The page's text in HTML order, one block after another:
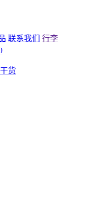
联系我们
行李
货